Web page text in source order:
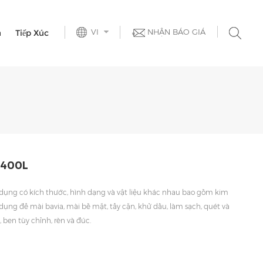
NHẬN BÁO GIÁ
VI
Tiếp Xúc
có kích thước, hình dạng và vật liệu khác nhau bao gồm kim
để mài bavia, mài bề mặt, tẩy cặn, khử dầu, làm sạch, quét và
tùy chỉnh, rèn và đúc.